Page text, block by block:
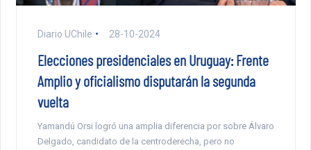
Diario UChile 28-10-2024
Elecciones presidenciales en Uruguay: Frente
Amplio y oficialismo disputarán la segunda
vuelta
Yamandú Orsi logró una amplia diferencia por sobre Álvaro
Delgado, candidato de la centroderecha, pero no